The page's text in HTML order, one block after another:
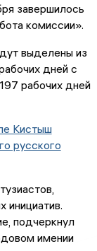
завершилось
комиссии».
выделены из
дней с
рабочих дней
Кистыш
русского
инициатив.
подчеркнул
имении